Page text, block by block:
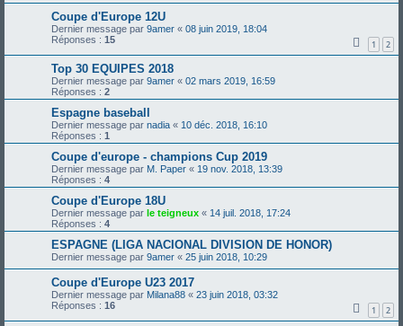
Coupe d'Europe 12U
Dernier message par 9amer « 08 juin 2019, 18:04
Réponses : 15 1 2
Top 30 EQUIPES 2018
Dernier message par 9amer « 02 mars 2019, 16:59
Réponses : 2
Espagne baseball
Dernier message par nadia « 10 déc. 2018, 16:10
Réponses : 1
Coupe d'europe - champions Cup 2019
Dernier message par M. Paper « 19 nov. 2018, 13:39
Réponses : 4
Coupe d'Europe 18U
Dernier message par le teigneux « 14 juil. 2018, 17:24
Réponses : 4
ESPAGNE (LIGA NACIONAL DIVISION DE HONOR)
Dernier message par 9amer « 25 juin 2018, 10:29
Coupe d'Europe U23 2017
Dernier message par Milana88 « 23 juin 2018, 03:32
Réponses : 16 1 2